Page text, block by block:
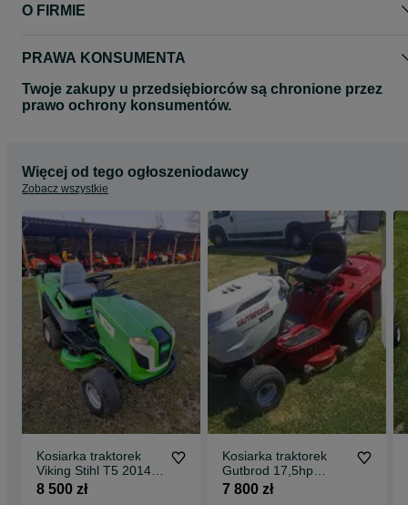
O FIRMIE
PRAWA KONSUMENTA
Twoje zakupy u przedsiębiorców są chronione przez
prawo ochrony konsumentów.
Więcej od tego ogłoszeniodawcy
Zobacz wszystkie
Kosiarka traktorek
Viking Stihl T5 2014r
17,5hp hydrostatic
8 500 zł
Kosiarka traktorek
Gutbrod 17,5hp
pompa hydrostatic
7 800 zł